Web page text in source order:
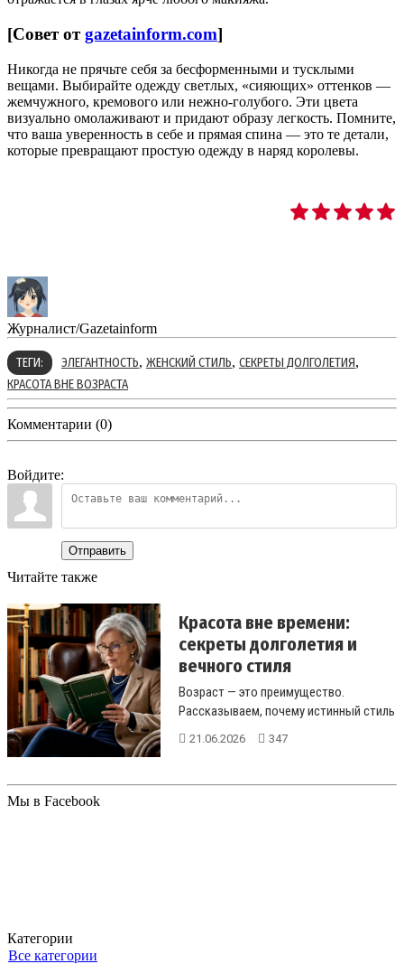
[Совет отgazetainform.com]
Никогда не прячьте себя за бесформенными и тусклыми
вещами. Выбирайте одежду светлых, «сияющих» оттенков —
жемчужного, кремового или нежно-голубого. Эти цвета
визуально омолаживают и придают образу легкость. Помните,
что ваша уверенность в себе и прямая спина — это те детали,
которые превращают простую одежду в наряд королевы.
Журналист/Gazetainform
ТЕГИ: ЭЛЕГАНТНОСТЬ, ЖЕНСКИЙ СТИЛЬ, СЕКРЕТЫ ДОЛГОЛЕТИЯ,
КРАСОТА ВНЕ ВОЗРАСТА
Комментарии (0)
Войдите:
Отправить
Читайте также
Красота вне времени:
секреты долголетия и
вечного стиля
Возраст — это преимущество.
Рассказываем, почему истинный стиль
приходит с годами и как постро...
21.06.2026 347
Мы в Facebook
Категории
Все категории